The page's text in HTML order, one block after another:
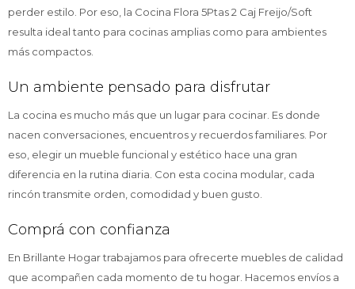
perder estilo. Por eso, la Cocina Flora 5Ptas 2 Caj Freijo/Soft
resulta ideal tanto para cocinas amplias como para ambientes
más compactos.
Un ambiente pensado para disfrutar
La cocina es mucho más que un lugar para cocinar. Es donde
nacen conversaciones, encuentros y recuerdos familiares. Por
eso, elegir un mueble funcional y estético hace una gran
diferencia en la rutina diaria. Con esta cocina modular, cada
rincón transmite orden, comodidad y buen gusto.
Comprá con confianza
En Brillante Hogar trabajamos para ofrecerte muebles de calidad
que acompañen cada momento de tu hogar. Hacemos envíos a